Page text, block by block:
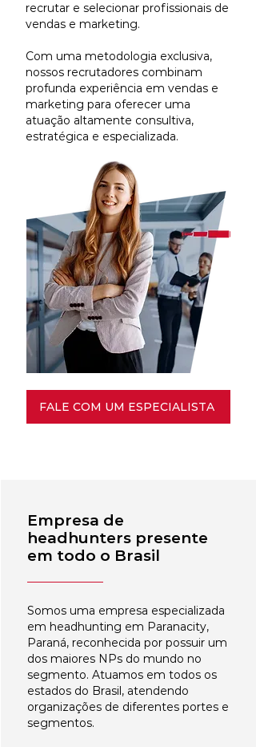
recrutar e selecionar profissionais de
vendas e marketing.
Com uma metodologia exclusiva,
nossos recrutadores combinam
profunda experiência em vendas e
marketing para oferecer uma
atuação altamente consultiva,
estratégica e especializada.
FALE COM UM ESPECIALISTA
Empresa de
headhunters presente
em todo o Brasil
Somos uma empresa especializada
em headhunting em Paranacity,
Paraná, reconhecida por possuir um
dos maiores NPs do mundo no
segmento. Atuamos em todos os
estados do Brasil, atendendo
organizações de diferentes portes e
segmentos.